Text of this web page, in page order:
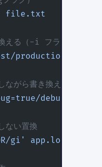
file.txt
える（-i フラグ）
がら書き換え
ない置換
gi' app.log